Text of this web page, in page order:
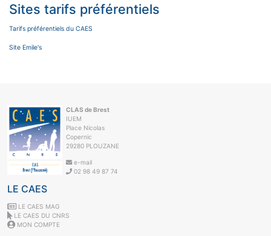
Sites tarifs préférentiels
Tarifs préférentiels du CAES
Site Emile's
CLAS de Brest
IUEM
Place Nicolas
Copernic
29280 PLOUZANE
e-mail
02 98 49 87 74
LE CAES
LE CAES MAG
LE CAES DU CNRS
MON COMPTE